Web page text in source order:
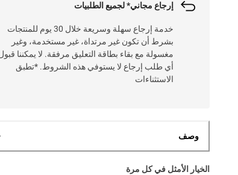
إرجاع مجاني* لجميع الطلبيات
خدمة إرجاع سهلة وسريعة خلال 30 يوم للمنتجات
بشرط أن تكون غير مرتداة، غير مستخدمة، وغير
مغسولة مع بقاء بطاقة التعليق مرفقة. لا يمكننا
أي طلب إرجاع لا يستوفي هذه الشروط. *تطبق
الاستثناءات
وصف
الخيار الأمثل في كل مرة